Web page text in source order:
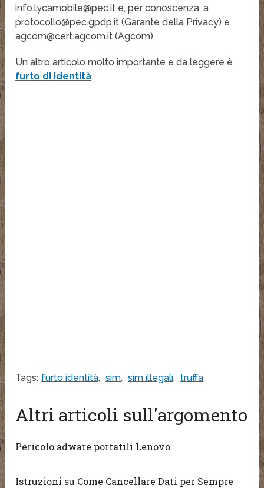
info.lycamobile@pec.it e, per conoscenza, a
protocollo@pec.gpdp.it (Garante della Privacy) e
agcom@cert.agcom.it (Agcom).
Un altro articolo molto importante e da leggere è
furto di identità.
Tags: furto identità, sim, sim illegali, truffa
Altri articoli sull'argomento
Pericolo adware portatili Lenovo
Istruzioni su Come Cancellare Dati per Sempre